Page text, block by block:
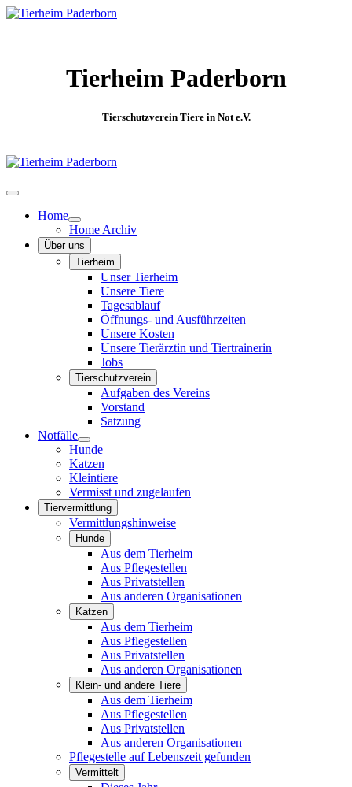
Tierheim Paderborn
Tierschutzverein Tiere in Not e.V.
Home
Home Archiv
Über uns
Tierheim
Unser Tierheim
Unsere Tiere
Tagesablauf
Öffnungs- und Ausführzeiten
Unsere Kosten
Unsere Tierärztin und Tiertrainerin
Jobs
Tierschutzverein
Aufgaben des Vereins
Vorstand
Satzung
Notfälle
Hunde
Katzen
Kleintiere
Vermisst und zugelaufen
Tiervermittlung
Vermittlungshinweise
Hunde
Aus dem Tierheim
Aus Pflegestellen
Aus Privatstellen
Aus anderen Organisationen
Katzen
Aus dem Tierheim
Aus Pflegestellen
Aus Privatstellen
Aus anderen Organisationen
Klein- und andere Tiere
Aus dem Tierheim
Aus Pflegestellen
Aus Privatstellen
Aus anderen Organisationen
Pflegestelle auf Lebenszeit gefunden
Vermittelt